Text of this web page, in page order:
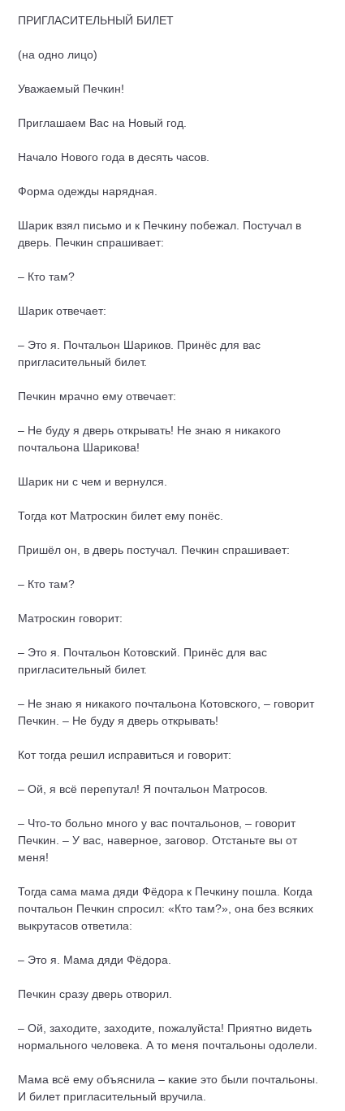
ПРИГЛАСИТЕЛЬНЫЙ БИЛЕТ
(на одно лицо)
Уважаемый Печкин!
Приглашаем Вас на Новый год.
Начало Нового года в десять часов.
Форма одежды нарядная.
Шарик взял письмо и к Печкину побежал. Постучал в
дверь. Печкин спрашивает:
– Кто там?
Шарик отвечает:
– Это я. Почтальон Шариков. Принёс для вас
пригласительный билет.
Печкин мрачно ему отвечает:
– Не буду я дверь открывать! Не знаю я никакого
почтальона Шарикова!
Шарик ни с чем и вернулся.
Тогда кот Матроскин билет ему понёс.
Пришёл он, в дверь постучал. Печкин спрашивает:
– Кто там?
Матроскин говорит:
– Это я. Почтальон Котовский. Принёс для вас
пригласительный билет.
– Не знаю я никакого почтальона Котовского, – говорит
Печкин. – Не буду я дверь открывать!
Кот тогда решил исправиться и говорит:
– Ой, я всё перепутал! Я почтальон Матросов.
– Что-то больно много у вас почтальонов, – говорит
Печкин. – У вас, наверное, заговор. Отстаньте вы от
меня!
Тогда сама мама дяди Фёдора к Печкину пошла. Когда
почтальон Печкин спросил: «Кто там?», она без всяких
выкрутасов ответила:
– Это я. Мама дяди Фёдора.
Печкин сразу дверь отворил.
– Ой, заходите, заходите, пожалуйста! Приятно видеть
нормального человека. А то меня почтальоны одолели.
Мама всё ему объяснила – какие это были почтальоны.
И билет пригласительный вручила.